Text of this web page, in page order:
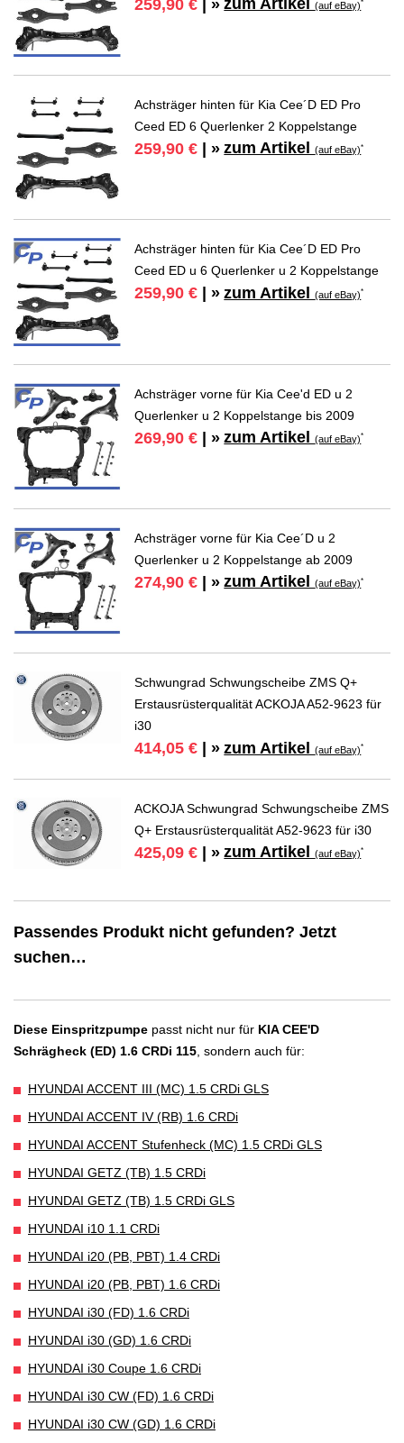
259,90 € | » (auf eBay)*
Achsträger hinten für Kia Cee´D ED Pro
Ceed ED 6 Querlenker 2 Koppelstange
259,90 € | » zum Artikel(auf eBay)*
Achsträger hinten für Kia Cee´D ED Pro
Ceed ED u 6 Querlenker u 2 Koppelstange
259,90 € | » zum Artikel(auf eBay)*
Achsträger vorne für Kia Cee'd ED u 2
Querlenker u 2 Koppelstange bis 2009
269,90 € | » zum Artikel(auf eBay)*
Achsträger vorne für Kia Cee´D u 2
Querlenker u 2 Koppelstange ab 2009
274,90 € | » zum Artikel(auf eBay)*
Schwungrad Schwungscheibe ZMS Q+
Erstausrüsterqualität ACKOJA A52-9623 für
i30
414,05 € | » zum Artikel(auf eBay)*
ACKOJA Schwungrad Schwungscheibe ZMS
Q+ Erstausrüsterqualität A52-9623 für i30
425,09 € | » zum Artikel(auf eBay)*
Passendes Produkt nicht gefunden? Jetzt
suchen…
Diese Einspritzpumpe passt nicht nur für KIA CEE'D
Schrägheck (ED) 1.6 CRDi 115 , sondern auch für:
HYUNDAI ACCENT III (MC) 1.5 CRDi GLS
HYUNDAI ACCENT IV (RB) 1.6 CRDi
HYUNDAI ACCENT Stufenheck (MC) 1.5 CRDi GLS
HYUNDAI GETZ (TB) 1.5 CRDi
HYUNDAI GETZ (TB) 1.5 CRDi GLS
HYUNDAI i10 1.1 CRDi
HYUNDAI i20 (PB, PBT) 1.4 CRDi
HYUNDAI i20 (PB, PBT) 1.6 CRDi
HYUNDAI i30 (FD) 1.6 CRDi
HYUNDAI i30 (GD) 1.6 CRDi
HYUNDAI i30 Coupe 1.6 CRDi
HYUNDAI i30 CW (FD) 1.6 CRDi
HYUNDAI i30 CW (GD) 1.6 CRDi